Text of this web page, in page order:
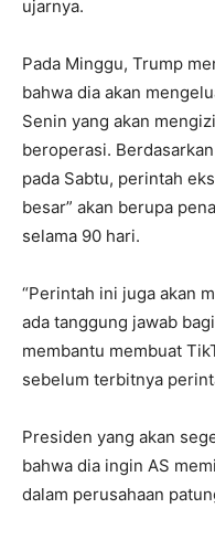
ujarnya.
Pada Minggu, Trump
bahwa dia akan
Senin yang akan
beroperasi.
pada Sabtu, perintah
besar” akan berupa
selama 90 hari.
“Perintah ini juga akan
ada tanggung jawab
membantu membuat
sebelum terbitnya
Presiden yang akan
bahwa dia ingin AS
dalam perusahaan